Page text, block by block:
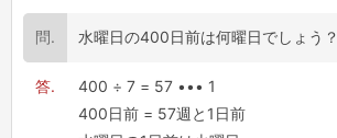
水曜日の400日前は何曜日でしょう？
400 ÷ 7 = 57 ••• 1
400日前 = 57週と1日前